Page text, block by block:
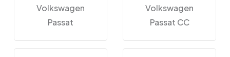
Volkswagen
Passat
Volkswagen
Passat CC